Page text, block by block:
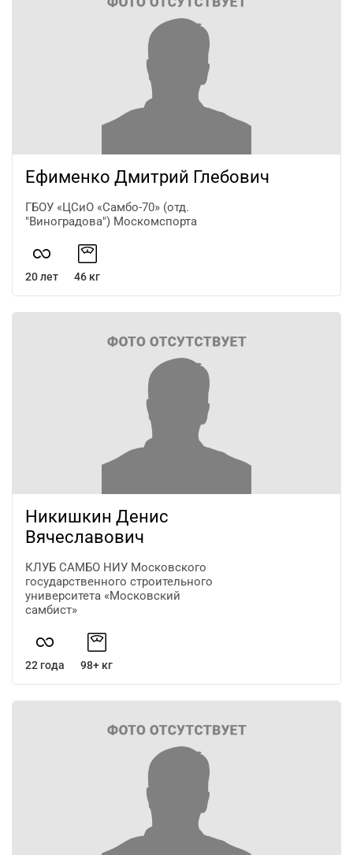
Ефименко Дмитрий Глебович
ГБОУ «ЦСиО «Самбо-70» (отд.
"Виноградова") Москомспорта
20 лет 46 кг
Никишкин Денис
Вячеславович
КЛУБ САМБО НИУ Московского
государственного строительного
университета «Московский
самбист»
22 года 98+ кг